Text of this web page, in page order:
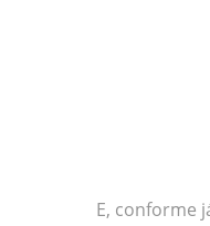
E, conforme